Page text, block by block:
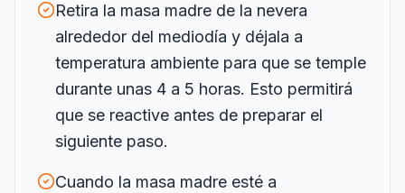
Retira la masa madre de la nevera
alrededor del mediodía y déjala a
temperatura ambiente para que se temple
durante unas 4 a 5 horas. Esto permitirá
que se reactive antes de preparar el
siguiente paso.
Cuando la masa madre esté a